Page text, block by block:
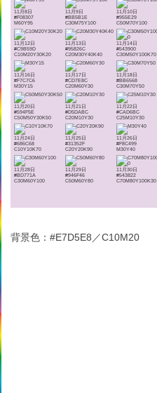
11月8日
#F08307
M60Y95
11月9日
#BB5B1E
C30M75Y100
11月10日
#955E29
C50M70Y100
11月12日
#C9B59D
C10M20Y30K20
11月13日
#95826C
C20M30Y40K40
11月14日
#543900
C30M50Y100K70
11月16日
#F7C7C6
M30Y15
11月17日
#CD7E8C
C20M60Y30
11月18日
#BB6568
C30M70Y50
11月20日
#594F5E
C50M50Y30K50
11月21日
#D5DABC
C20M10Y30
11月22日
#CAD6BC
C25M10Y30
11月24日
#686C68
C10Y10K70
11月25日
#31352F
C20Y20K90
11月26日
#F8C499
M30Y40
11月28日
#BD771A
C30M60Y100
11月29日
#946F46
C50M60Y80
11月30日
#543822
C70M80Y100K30
背景色：#E7D5E8／C10M20